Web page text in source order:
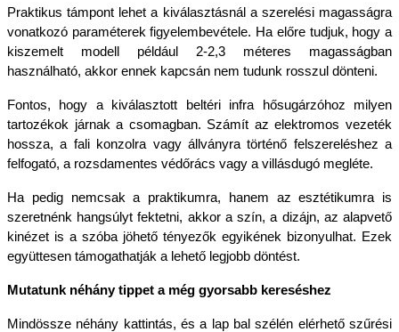
Praktikus támpont lehet a kiválasztásnál a szerelési magasságra
vonatkozó paraméterek figyelembevétele. Ha előre tudjuk, hogy a
kiszemelt modell például 2-2,3 méteres magasságban
használható, akkor ennek kapcsán nem tudunk rosszul dönteni.
Fontos, hogy a kiválasztott beltéri infra hősugárzóhoz milyen
tartozékok járnak a csomagban. Számít az elektromos vezeték
hossza, a fali konzolra vagy állványra történő felszereléshez a
felfogató, a rozsdamentes védőrács vagy a villásdugó megléte.
Ha pedig nemcsak a praktikumra, hanem az esztétikumra is
szeretnénk hangsúlyt fektetni, akkor a szín, a dizájn, az alapvető
kinézet is a szóba jöhető tényezők egyikének bizonyulhat. Ezek
együttesen támogathatják a lehető legjobb döntést.
Mutatunk néhány tippet a még gyorsabb kereséshez
Mindössze néhány kattintás, és a lap bal szélén elérhető szűrési